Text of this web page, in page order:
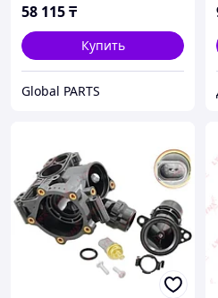
58 115₸
Купить
Global PARTS